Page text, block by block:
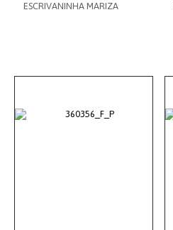
ESCRIVANINHA MARIZA